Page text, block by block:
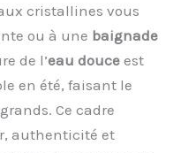
cristallines vous
ou à une baignade
de l’eau douce est
en été, faisant le
Ce cadre
authenticité et